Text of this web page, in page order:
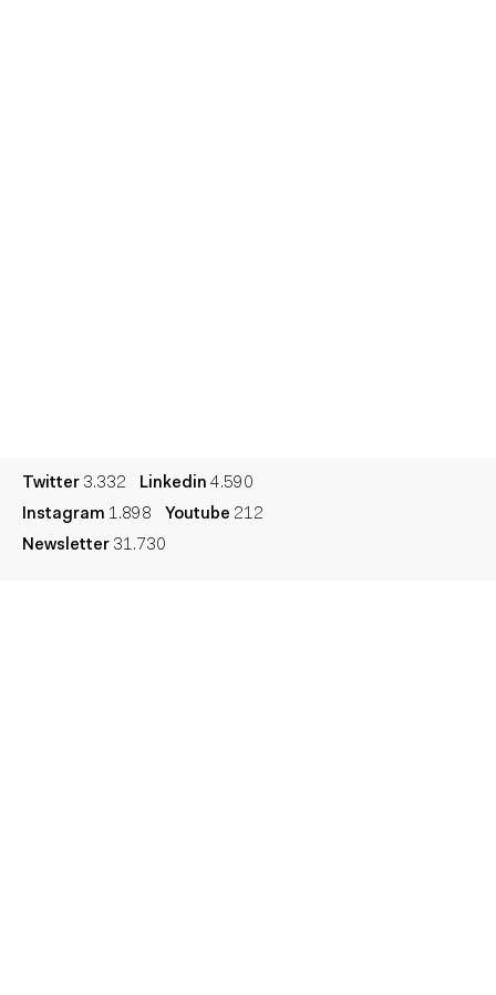
Twitter 3.332 Linkedin 4.590
Instagram 1.898 Youtube 212
Newsletter 31.730